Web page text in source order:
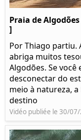
Praia de
]
Por Thiago partiu.
abriga muitos
Algodões. Se
desconectar do
meio à natureza,
destino
Vidéo publiée le 30/